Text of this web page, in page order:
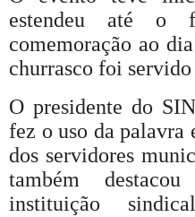
estendeu até o
comemoração ao
churrasco foi servido
O presidente do
fez o uso da palavra
dos servidores
também
instituição